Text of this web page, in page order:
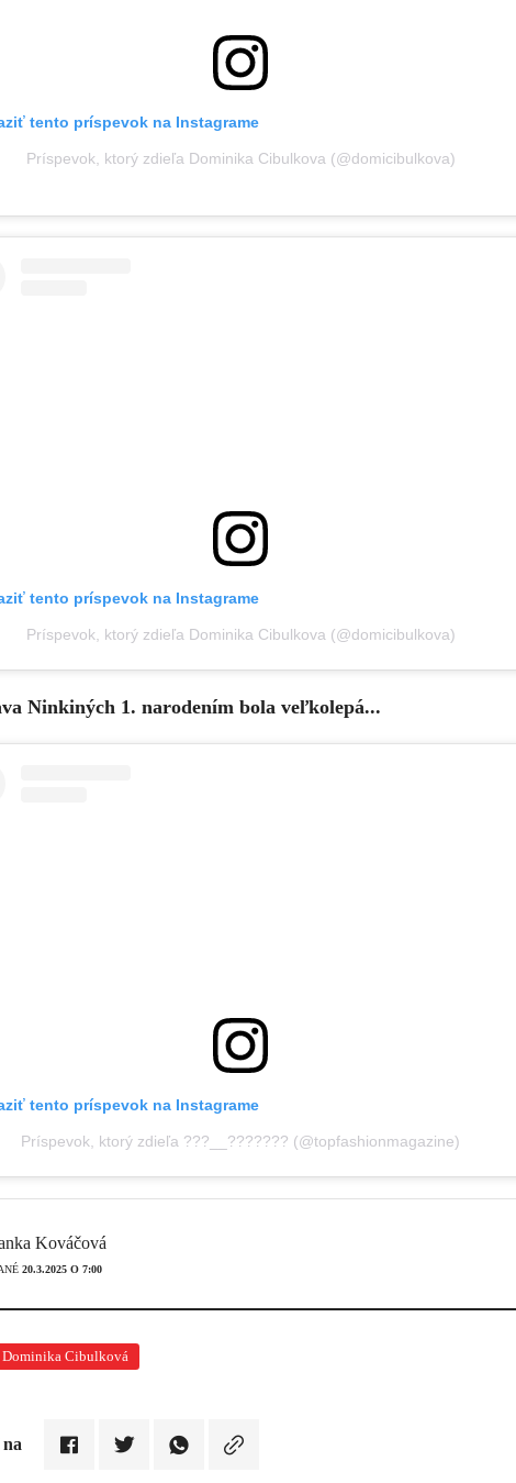
tento príspevok na Instagrame
Príspevok, ktorý zdieľa Dominika Cibulkova (@domicibulkova)
tento príspevok na Instagrame
Príspevok, ktorý zdieľa Dominika Cibulkova (@domicibulkova)
Ninkiných 1. narodením bola veľkolepá...
tento príspevok na Instagrame
Príspevok, ktorý zdieľa ???__??????? (@topfashionmagazine)
Kováčová
20.3.2025 O 7:00
Dominika Cibulková